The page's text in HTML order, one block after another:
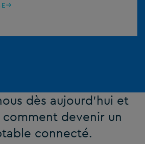
dès aujourd’hui et
devenir un
connecté.